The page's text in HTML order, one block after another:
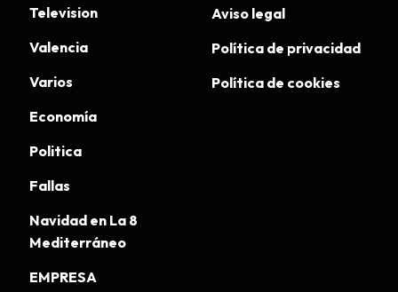
Television
Valencia
Varios
Economía
Politica
Fallas
Navidad en La 8
Mediterráneo
EMPRESA
Aviso legal
Política de privacidad
Política de cookies